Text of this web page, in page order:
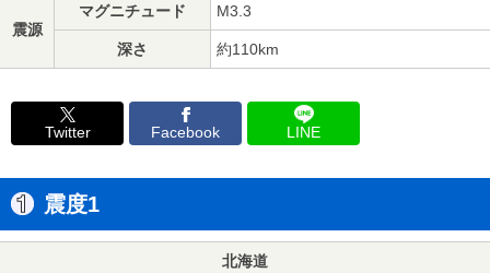
震源
マグニチュード M3.3
深さ 約110km
Twitter Facebook LINE
震度1
北海道